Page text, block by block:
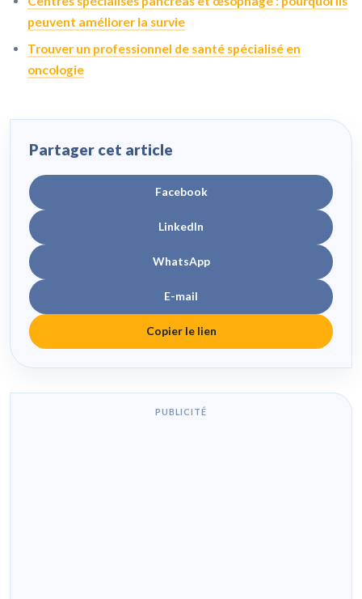
peuvent améliorer la survie
Trouver un professionnel de santé spécialisé en
oncologie
Partager cet article
Facebook
LinkedIn
WhatsApp
E-mail
Copier le lien
PUBLICITÉ